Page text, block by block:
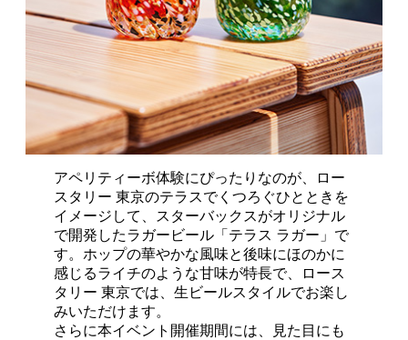
アペリティーボ体験にぴったりなのが、ロー
スタリー 東京のテラスでくつろぐひとときを
イメージして、スターバックスがオリジナル
で開発したラガービール「テラス ラガー」で
す。ホップの華やかな風味と後味にほのかに
感じるライチのような甘味が特長で、ロース
タリー 東京では、生ビールスタイルでお楽し
みいただけます。
さらに本イベント開催期間には、見た目にも